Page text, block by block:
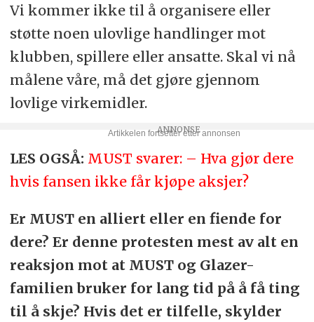
Vi kommer ikke til å organisere eller
støtte noen ulovlige handlinger mot
klubben, spillere eller ansatte. Skal vi nå
målene våre, må det gjøre gjennom
lovlige virkemidler.
LES OGSÅ: MUST svarer: – Hva gjør dere
hvis fansen ikke får kjøpe aksjer?
Er MUST en alliert eller en fiende for
dere? Er denne protesten mest av alt en
reaksjon mot at MUST og Glazer-
familien bruker for lang tid på å få ting
til å skje? Hvis det er tilfelle, skylder